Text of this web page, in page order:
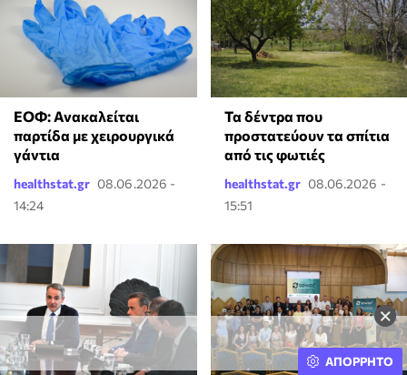
×
ΕΟΦ: Ανακαλείται
παρτίδα με χειρουργικά
γάντια
healthstat.gr 08.06.2026 -
14:24
Τα δέντρα που
προστατεύουν τα σπίτια
από τις φωτιές
healthstat.gr 08.06.2026 -
15:51
ΑΠΟΡΡΗΤΟ